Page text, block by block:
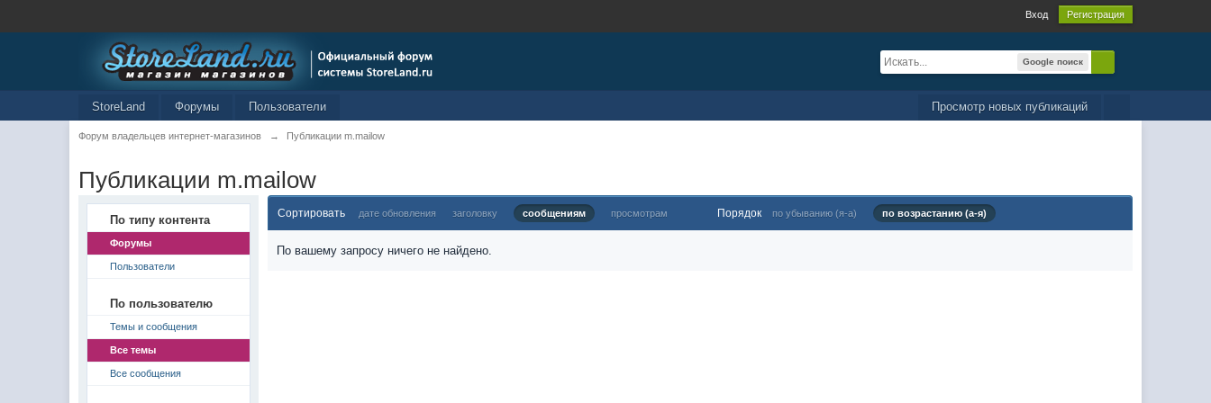
Вход Регистрация
Google поиск
Просмотр новых публикаций
StoreLand Форумы Пользователи
Форум владельцев интернет-магазинов → Публикации m.mailow
Публикации m.mailow
По типу контента
Форумы
Пользователи
По пользователю
Темы и сообщения
Все темы
Все сообщения
Сортировать дате обновления заголовку сообщениям просмотрам Порядок по убыванию (я-а) по возрастанию (а-я)
По вашему запросу ничего не найдено.